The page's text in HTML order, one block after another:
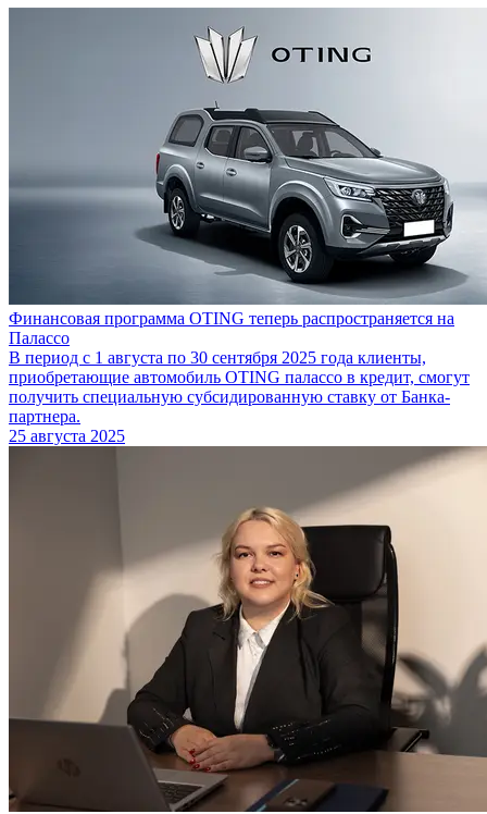
Финансовая программа OTING теперь распространяется на
Палассо
В период с 1 августа по 30 сентября 2025 года клиенты,
приобретающие автомобиль OTING палассо в кредит, смогут
получить специальную субсидированную ставку от Банка-
партнера.
25 августа 2025